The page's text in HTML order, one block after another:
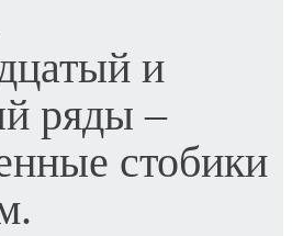
и
ряды –
стобики